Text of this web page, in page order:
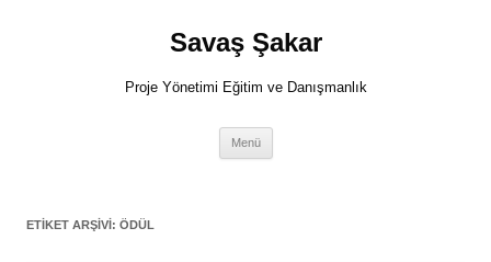
Savaş Şakar
Proje Yönetimi Eğitim ve Danışmanlık
Menü
ETIKET ARŞIVI: ÖDÜL